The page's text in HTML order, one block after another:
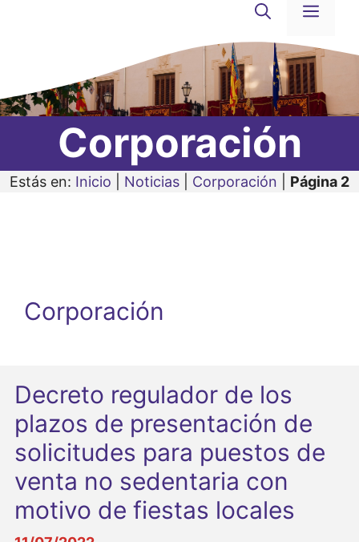
Corporación
Estás en: Inicio Noticias Corporación Página 2
Corporación
Decreto regulador de los
plazos de presentación de
solicitudes para puestos de
venta no sedentaria con
motivo de fiestas locales